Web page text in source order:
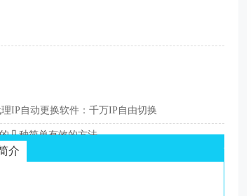
IP自动更换软件：千万IP自由切换
几种简单有效的方法
介